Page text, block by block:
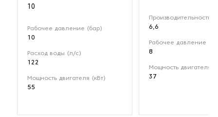
10
Рабочее давление (бар)
10
Расход воды (л/с)
122
Мощность двигателя (кВт)
55
Производительность
6,6
Рабочее давление
8
Мощность двигателя
37